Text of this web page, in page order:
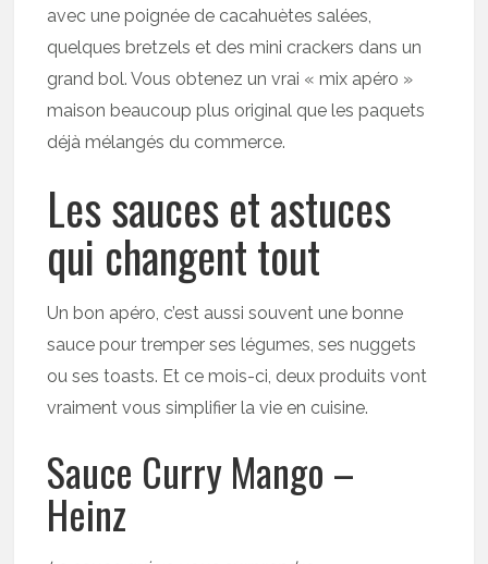
avec une poignée de cacahuètes salées,
quelques bretzels et des mini crackers dans un
grand bol. Vous obtenez un vrai « mix apéro »
maison beaucoup plus original que les paquets
déjà mélangés du commerce.
Les sauces et astuces
qui changent tout
Un bon apéro, c’est aussi souvent une bonne
sauce pour tremper ses légumes, ses nuggets
ou ses toasts. Et ce mois-ci, deux produits vont
vraiment vous simplifier la vie en cuisine.
Sauce Curry Mango –
Heinz